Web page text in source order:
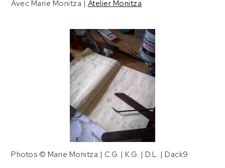
Avec Marie Monitza | Atelier Monitza
Photos © Marie Monitza | C.G. | K.G. | D.L. | Dack9